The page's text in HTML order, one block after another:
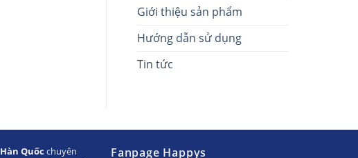
Giới thiệu sản phẩm
Hướng dẫn sử dụng
Tin tức
Hàn Quốc chuyên
Fanpage Happys